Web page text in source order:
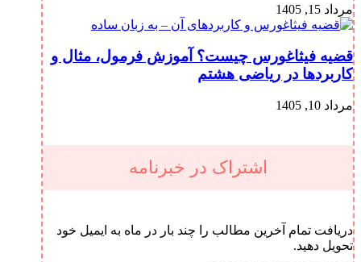
مرداد 15, 1405
قضیه فیثاغورس چیست؟ آموزش فرمول، مثال و
کاربردها در ریاضی هشتم
مرداد 10, 1405
اشتراک در خبرنامه
دریافت تمام آخرین مطالب را چند بار در ماه به ایمیل خود
تحویل دهید.